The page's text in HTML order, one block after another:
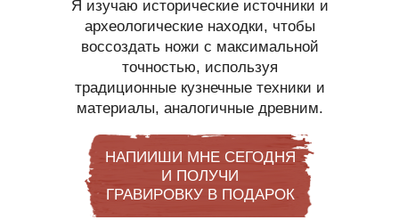
Я изучаю исторические источники и
археологические находки, чтобы
воссоздать ножи с максимальной
точностью, используя
традиционные кузнечные техники и
материалы, аналогичные древним.
НАПИИШИ МНЕ СЕГОДНЯ
И ПОЛУЧИ
ГРАВИРОВКУ В ПОДАРОК